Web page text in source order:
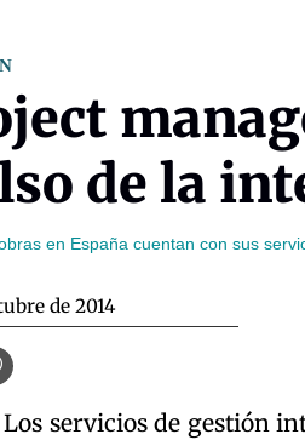
de la
en España cuentan con sus
de 2014
Los servicios de gestión